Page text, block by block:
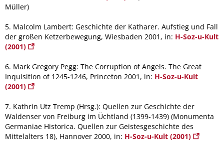
Müller)
5. Malcolm Lambert: Geschichte der Katharer. Aufstieg und Fall
der großen Ketzerbewegung, Wiesbaden 2001, in: H-Soz-u-Kult
(2001)
6. Mark Gregory Pegg: The Corruption of Angels. The Great
Inquisition of 1245-1246, Princeton 2001, in: H-Soz-u-Kult
(2001)
7. Kathrin Utz Tremp (Hrsg.): Quellen zur Geschichte der
Waldenser von Freiburg im Üchtland (1399-1439) (Monumenta
Germaniae Historica. Quellen zur Geistesgeschichte des
Mittelalters 18), Hannover 2000, in: H-Soz-u-Kult (2001)